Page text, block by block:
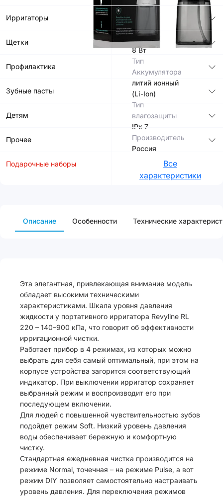
Ирригаторы
Щетки
Профилактика
Зубные пасты
Детям
Прочее
Подарочные наборы
Пластик
Потребляемая
Мощность
8 Вт
Тип
Аккумулятора
литий ионный
(Li-Ion)
Тип
влагозащиты
IPx 7
Производитель
Россия
Все
характеристики
Описание Особенности Технические
Эта элегантная, привлекающая внимание модель
обладает высокими техническими
характеристиками. Шкала уровня давления
жидкости у портативного ирригатора Revyline RL
220 – 140–900 кПа, что говорит об эффективности
ирригационной чистки.
Работает прибор в 4 режимах, из которых можно
выбрать для себя самый оптимальный, при этом на
корпусе устройства загорится соответствующий
индикатор. При выключении ирригатор сохраняет
выбранный режим и воспроизводит его при
последующем включении.
Для людей с повышенной чувствительностью зубов
подойдет режим Soft. Низкий уровень давления
воды обеспечивает бережную и комфортную
чистку.
Стандартная ежедневная чистка производится на
режиме Normal, точечная – на режиме Pulse, а вот
режим DIY позволяет самостоятельно настраивать
уровень давления. Для переключения режимов